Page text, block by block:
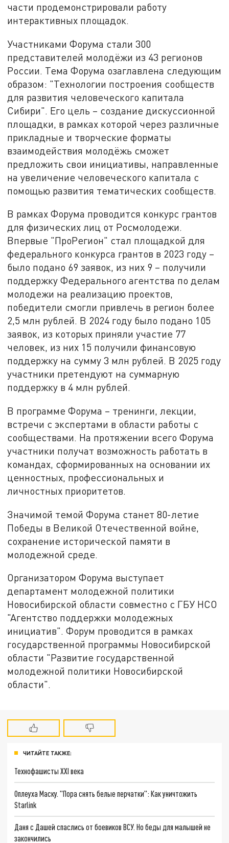
части продемонстрировали работу
интерактивных площадок.
Участниками Форума стали 300
представителей молодёжи из 43 регионов
России. Тема Форума озаглавлена следующим
образом: "Технологии построения сообществ
для развития человеческого капитала
Сибири". Его цель – создание дискуссионной
площадки, в рамках которой через различные
прикладные и творческие форматы
взаимодействия молодёжь сможет
предложить свои инициативы, направленные
на увеличение человеческого капитала с
помощью развития тематических сообществ.
В рамках Форума проводится конкурс грантов
для физических лиц от Росмолодежи.
Впервые "ПроРегион" стал площадкой для
федерального конкурса грантов в 2023 году –
было подано 69 заявок, из них 9 – получили
поддержку Федерального агентства по делам
молодежи на реализацию проектов,
победители смогли привлечь в регион более
2,5 млн рублей. В 2024 году было подано 105
заявок, из которых приняли участие 77
человек, из них 15 получили финансовую
поддержку на сумму 3 млн рублей. В 2025 году
участники претендуют на суммарную
поддержку в 4 млн рублей.
В программе Форума – тренинги, лекции,
встречи с экспертами в области работы с
сообществами. На протяжении всего Форума
участники получат возможность работать в
командах, сформированных на основании их
ценностных, профессиональных и
личностных приоритетов.
Значимой темой Форума станет 80-летие
Победы в Великой Отечественной войне,
сохранение исторической памяти в
молодежной среде.
Организатором Форума выступает
департамент молодежной политики
Новосибирской области совместно с ГБУ НСО
"Агентство поддержки молодежных
инициатив". Форум проводится в рамках
государственной программы Новосибирской
области "Развитие государственной
молодежной политики Новосибирской
области".
ЧИТАЙТЕ ТАКЖЕ:
Технофашисты XXI века
Оплеуха Маску. "Пора снять белые перчатки": Как уничтожить
Starlink
Даня с Дашей спаслись от боевиков ВСУ. Но беды для малышей не
закончились